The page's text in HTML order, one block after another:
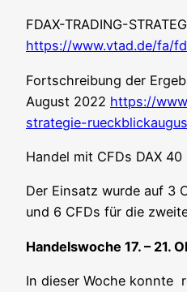
FDAX-TRADING-
https://www.vtad.de/fa/
Fort­schrei­bung der
August 2022 https://
strategie-
Han­del mit CFDs DAX
Der Ein­satz wur­de auf 3
und 6 CFDs für die
Han­dels­wo­che 17. – 21.
In die­ser Woche konn­te